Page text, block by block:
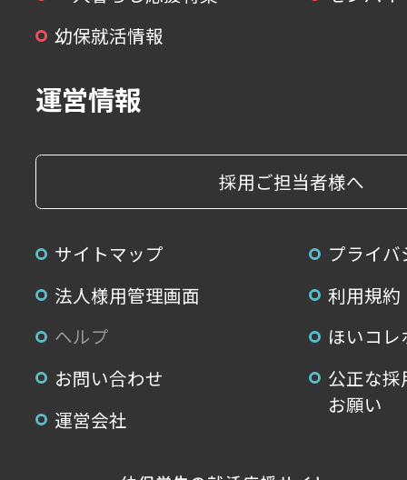
幼保就活情報
運営情報
採用ご担当者様へ
サイトマップ
プライ
法人様用管理画面
利用規約
ヘルプ
ほいコ
お問い合わせ
公正な
お願い
運営会社